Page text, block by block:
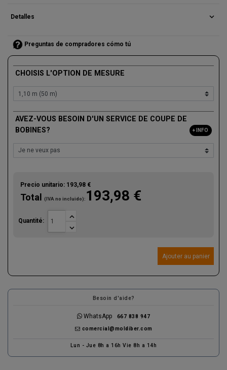
Detalles expand_more
Preguntas de compradores cómo tú
CHOISIS L'OPTION DE MESURE
AVEZ-VOUS BESOIN D'UN SERVICE DE COUPE DE
BOBINES?
+ INFO
Precio unitario: 193,98 €
Total (IVA no incluido): 193,98 €
Quantité:


Ajouter au panier
Besoin d'aide?
WhatsApp 667 838 947
comercial@moldiber.com
Lun - Jue 8h a 16h Vie 8h a 14h